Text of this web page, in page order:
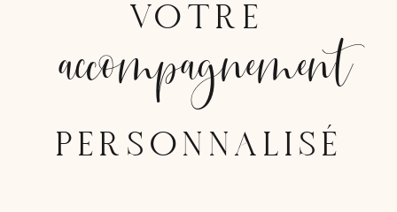
VOTRE
accompagnement
PERSONNALISÉ